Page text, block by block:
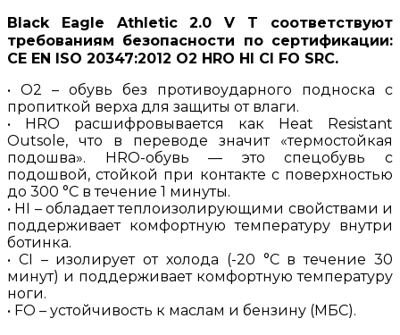
Black Eagle Athletic 2.0 V T соответствуют
требованиям безопасности по сертификации:
CE EN ISO 20347:2012 O2 HRO HI CI FO SRC.
• O2 – обувь без противоударного подноска с
пропиткой верха для защиты от влаги.
• HRO расшифровывается как Heat Resistant
Outsole, что в переводе значит «термостойкая
подошва». HRO-обувь — это спецобувь с
подошвой, стойкой при контакте с поверхностью
до 300 °С в течение 1 минуты.
• HI – обладает теплоизолирующими свойствами и
поддерживает комфортную температуру внутри
ботинка.
• СI – изолирует от холода (-20 °С в течение 30
минут) и поддерживает комфортную температуру
ноги.
• FO – устойчивость к маслам и бензину (МБС).